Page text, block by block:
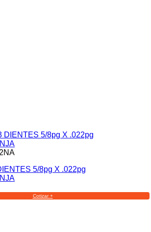
5/8pg X .022pg
Cotizar +